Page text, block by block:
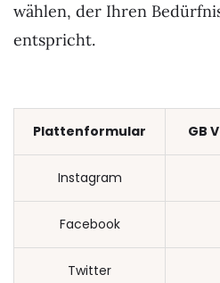
wählen, der Ihren
entspricht.
Plattenformular GB
Instagram
Facebook
Twitter